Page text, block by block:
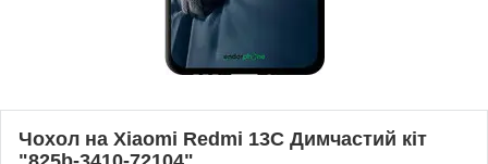
Чохол на Xiaomi Redmi 13C Димчастий кіт